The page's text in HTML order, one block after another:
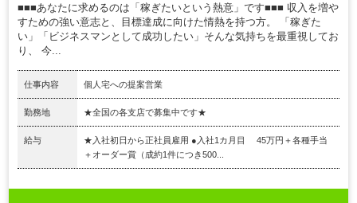
■■■あなたに求めるのは「稼ぎたいという熱意」です■■■ 収入を増や
すための強い意志と、目標達成に向けた情熱を持つ方。 「稼ぎた
い」「ビジネスマンとして成功したい」そんな気持ちを最重視してお
り、 今...
仕事内容 個人宅への提案営業
勤務地 ★全国の各支店で募集中です★
給与
★入社初日から正社員雇用 ●入社1カ月目 45万円＋各種手当
＋オーダー賞（成約1件につき500...